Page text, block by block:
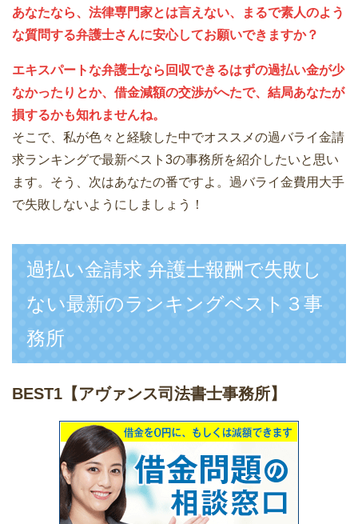
あなたなら、法律専門家とは言えない、まるで素人のよう
な質問する弁護士さんに安心してお願いできますか？
エキスパートな弁護士なら回収できるはずの過払い金が少
なかったりとか、借金減額の交渉がへたで、結局あなたが
損するかも知れませんね。
そこで、私が色々と経験した中でオススメの過バライ金請
求ランキングで最新ベスト3の事務所を紹介したいと思い
ます。そう、次はあなたの番ですよ。過バライ金費用大手
で失敗しないようにしましょう！
過払い金請求 弁護士報酬で失敗し
ない最新のランキングベスト３事
務所
BEST1 【アヴァンス司法書士事務所】